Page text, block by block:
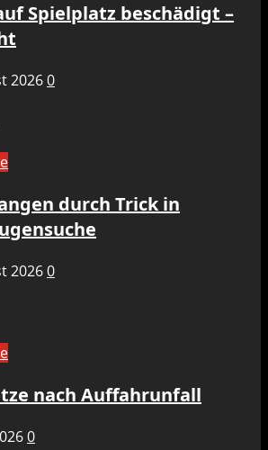
Spielplatz beschädigt –
20260
durch Trick in
20260
nach Auffahrunfall
0